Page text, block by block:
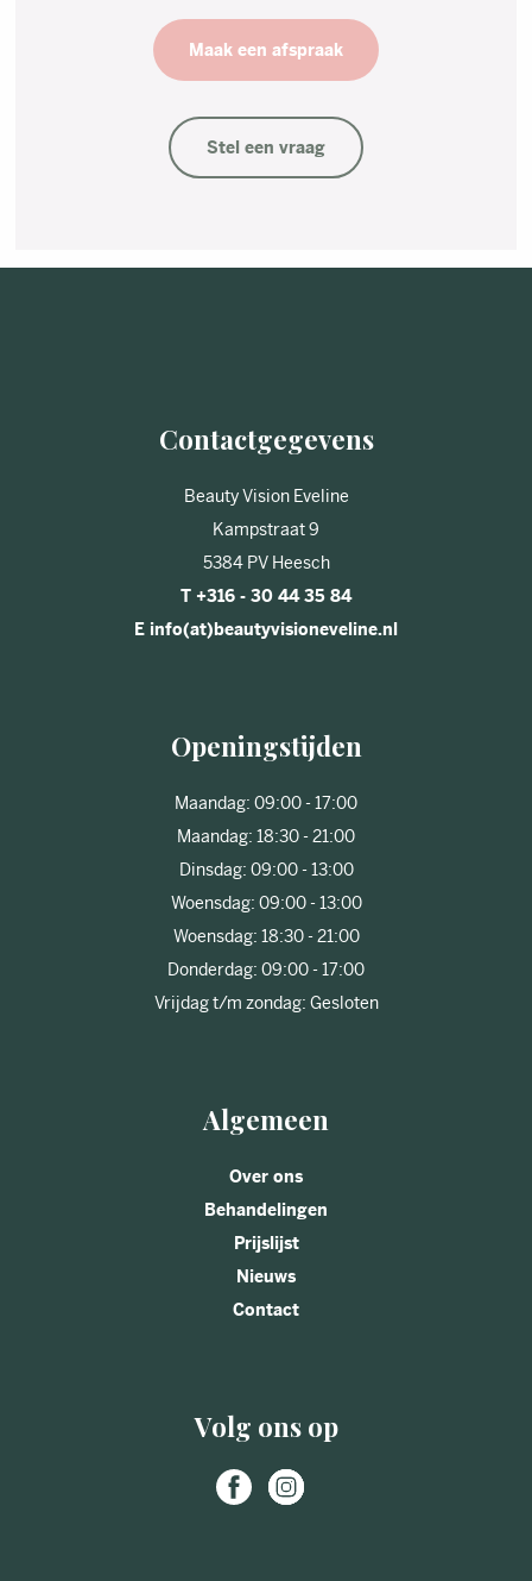
Maak een afspraak
Stel een vraag
Contactgegevens
Beauty Vision Eveline
Kampstraat 9
5384 PV Heesch
T +316 - 30 44 35 84
E info(at)beautyvisioneveline.nl
Openingstijden
Maandag: 09:00 - 17:00
Maandag: 18:30 - 21:00
Dinsdag: 09:00 - 13:00
Woensdag: 09:00 - 13:00
Woensdag: 18:30 - 21:00
Donderdag: 09:00 - 17:00
Vrijdag t/m zondag: Gesloten
Algemeen
Over ons
Behandelingen
Prijslijst
Nieuws
Contact
Volg ons op